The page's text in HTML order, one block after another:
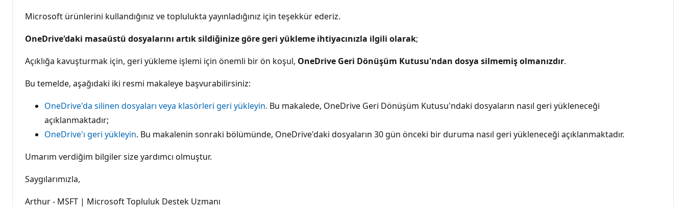
Microsoft ürünlerini kullandığınız ve toplulukta yayınladığınız için teşekkür ederiz.
OneDrive'daki masaüstü dosyalarını artık sildiğinize göre geri yükleme ihtiyacınızla ilgili olarak;
Açıklığa kavuşturmak için, geri yükleme işlemi için önemli bir ön koşul, OneDrive Geri Dönüşüm Kutusu'ndan dosya silmemiş olmanızdır.
Bu temelde, aşağıdaki iki resmi makaleye başvurabilirsiniz:
OneDrive'da silinen dosyaları veya klasörleri geri yükleyin. Bu makalede, OneDrive Geri Dönüşüm Kutusu'ndaki dosyaların nasıl geri yükleneceği
açıklanmaktadır;
OneDrive'ı geri yükleyin. Bu makalenin sonraki bölümünde, OneDrive'daki dosyaların 30 gün önceki bir duruma nasıl geri yükleneceği açıklanmaktadır.
Umarım verdiğim bilgiler size yardımcı olmuştur.
Saygılarımızla,
Arthur - MSFT | Microsoft Topluluk Destek Uzmanı